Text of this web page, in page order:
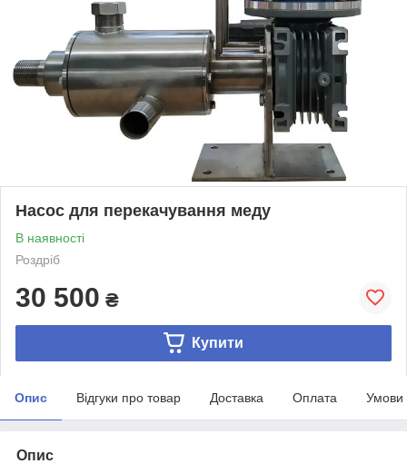
Насос для перекачування меду
В наявності
Роздріб
30 500 ₴
Купити
Опис Відгуки про товар Доставка Оплата Умови
Опис